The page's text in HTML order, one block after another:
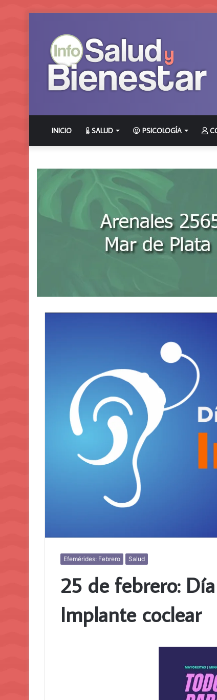
INICIO SALUD PSICOLOGÍA
Efemérides: Febrero Salud
25 de febrero:
Implante coclear